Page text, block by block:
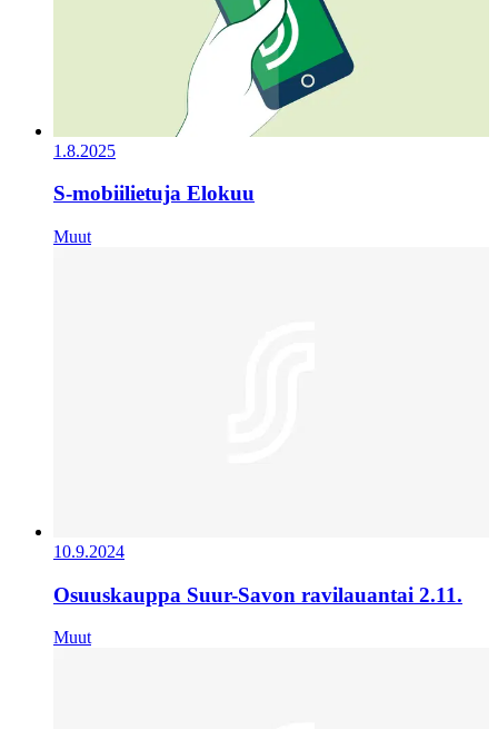
1.8.2025
S-mobiilietuja Elokuu
Muut
10.9.2024
Osuuskauppa Suur-Savon ravilauantai 2.11.
Muut